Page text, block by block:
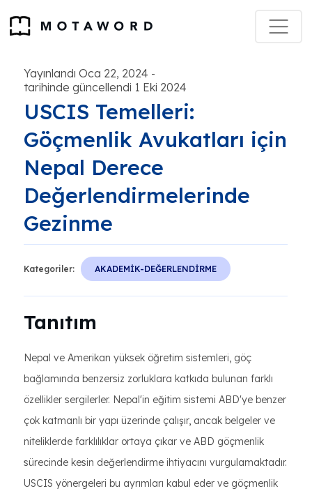
Yayınlandı Oca 22, 2024 -
tarihinde güncellendi 1 Eki 2024
USCIS Temelleri:
Göçmenlik Avukatları için
Nepal Derece
Değerlendirmelerinde
Gezinme
Kategoriler: AKADEMİK-DEĞERLENDİRME
Tanıtım
Nepal ve Amerikan yüksek öğretim sistemleri, göç
bağlamında benzersiz zorluklara katkıda bulunan farklı
özellikler sergilerler. Nepal'in eğitim sistemi ABD'ye benzer
çok katmanlı bir yapı üzerinde çalışır, ancak belgeler ve
niteliklerde farklılıklar ortaya çıkar ve ABD göçmenlik
sürecinde kesin değerlendirme ihtiyacını vurgulamaktadır.
USCIS yönergeleri bu ayrımları kabul eder ve göçmenlik